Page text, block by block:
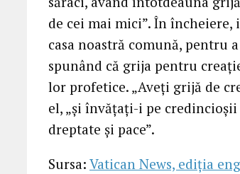
de cei mai mici”. În
casa noastră comună, pentru
spunând că grija pentru
lor profetice. „Aveți grijă de
el, „și învățați-i pe
dreptate și pace”.
Sursa: Vatican News, ediția